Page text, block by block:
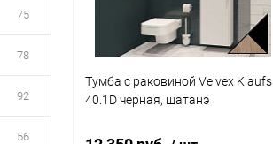
75
78
92
56
Тумба с раковиной Velvex Klaufs
40.1D черная, шатанэ